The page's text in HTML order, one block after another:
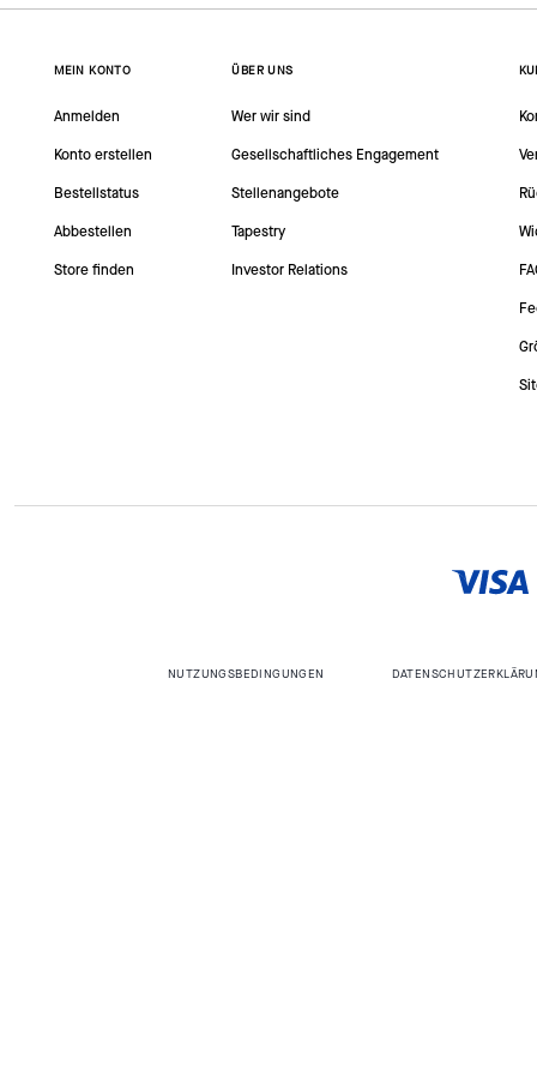
MEIN KONTO
Anmelden
Konto erstellen
Bestellstatus
Abbestellen
Store finden
ÜBER UNS
Wer wir sind
Gesellschaftliches Engagement
Stellenangebote
Tapestry
Investor Relations
NUTZUNGSBEDINGUNGEN